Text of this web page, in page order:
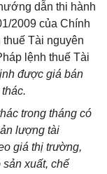
dẫn thi hành
2009 của Chính
Tài nguyên
lệnh thuế Tài
được giá bán
trong tháng có
lượng tài
giá thị trường,
xuất, chế